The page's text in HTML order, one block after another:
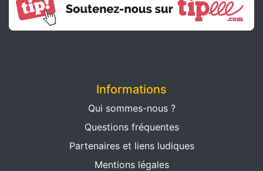
Informations
Qui sommes-nous ?
Questions fréquentes
Partenaires et liens ludiques
Mentions légales